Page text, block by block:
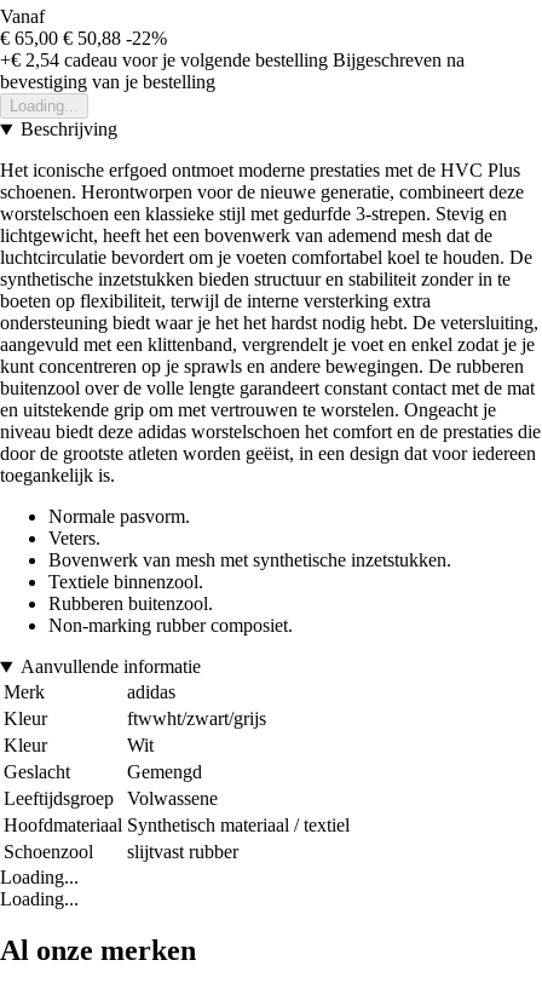
Vanaf
€ 65,00 € 50,88 -22%
+€ 2,54 cadeau voor je volgende bestelling Bijgeschreven na
bevestiging van je bestelling
Loading...
Beschrijving
Het iconische erfgoed ontmoet moderne prestaties met de HVC Plus
schoenen. Herontworpen voor de nieuwe generatie, combineert deze
worstelschoen een klassieke stijl met gedurfde 3-strepen. Stevig en
lichtgewicht, heeft het een bovenwerk van ademend mesh dat de
luchtcirculatie bevordert om je voeten comfortabel koel te houden. De
synthetische inzetstukken bieden structuur en stabiliteit zonder in te
boeten op flexibiliteit, terwijl de interne versterking extra
ondersteuning biedt waar je het het hardst nodig hebt. De vetersluiting,
aangevuld met een klittenband, vergrendelt je voet en enkel zodat je je
kunt concentreren op je sprawls en andere bewegingen. De rubberen
buitenzool over de volle lengte garandeert constant contact met de mat
en uitstekende grip om met vertrouwen te worstelen. Ongeacht je
niveau biedt deze adidas worstelschoen het comfort en de prestaties die
door de grootste atleten worden geëist, in een design dat voor iedereen
toegankelijk is.
Normale pasvorm.
Veters.
Bovenwerk van mesh met synthetische inzetstukken.
Textiele binnenzool.
Rubberen buitenzool.
Non-marking rubber composiet.
Aanvullende informatie
Merk
adidas
Kleur
ftwwht/zwart/grijs
Kleur
Wit
Geslacht
Gemengd
Leeftijdsgroep
Volwassene
Hoofdmateriaal Synthetisch materiaal / textiel
Schoenzool
slijtvast rubber
Loading...
Loading...
Al onze merken